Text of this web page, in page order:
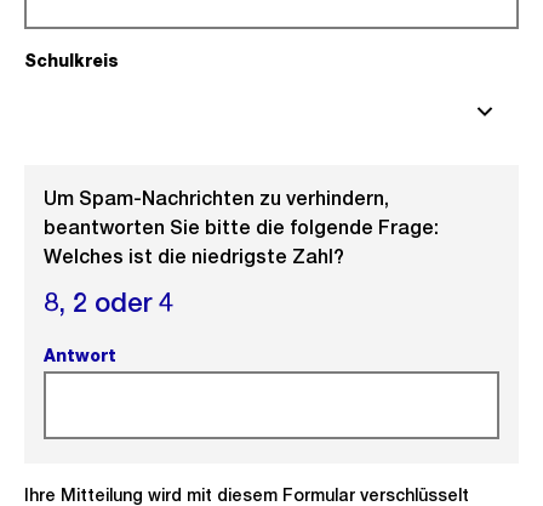
Schulkreis
Um Spam-Nachrichten zu verhindern,
beantworten Sie bitte die folgende Frage:
Welches ist die niedrigste Zahl?
8, 2 oder4
Antwort
Ihre Mitteilung wird mit diesem Formular verschlüsselt